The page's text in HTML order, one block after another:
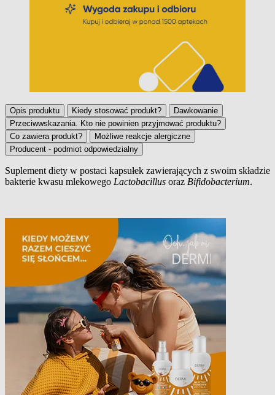
Opis produktu Kiedy stosować produkt?
Dawkowanie
Przeciwwskazania. Kto nie powinien przyjmować produktu?
Co zawiera produkt?
Możliwe reakcje alergiczne
Producent - podmiot odpowiedzialny
Opis produktu
Suplement diety w postaci kapsułek zawierających z swoim składzie
bakterie kwasu mlekowego Lactobacillus oraz Bifidobacterium.